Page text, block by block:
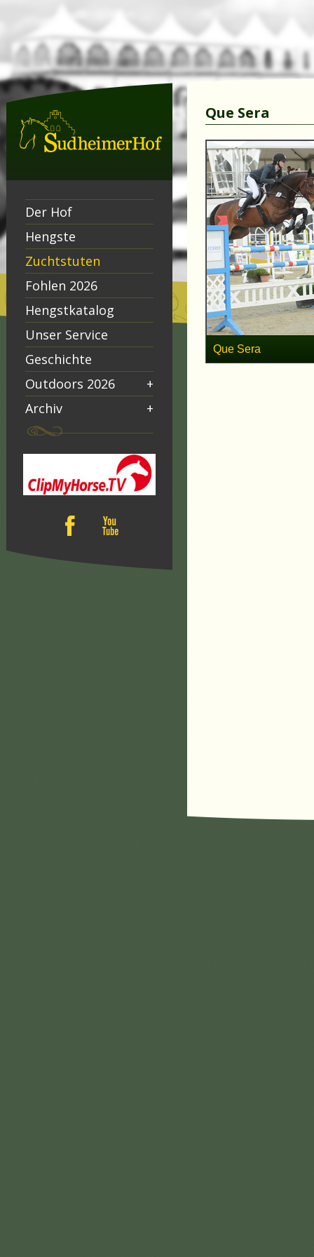
Der Hof
Hengste
Zuchtstuten
Fohlen 2026
Hengstkatalog
Unser Service
Geschichte
Outdoors 2026
+
Archiv
+
Que Sera
Que Sera